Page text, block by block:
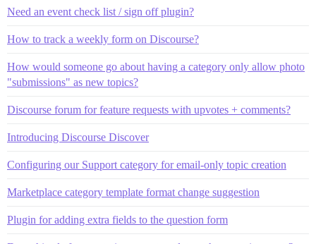
Need an event check list / sign off plugin?
How to track a weekly form on Discourse?
How would someone go about having a category only allow photo
"submissions" as new topics?
Discourse forum for feature requests with upvotes + comments?
Introducing Discourse Discover
Configuring our Support category for email-only topic creation
Marketplace category template format change suggestion
Plugin for adding extra fields to the question form